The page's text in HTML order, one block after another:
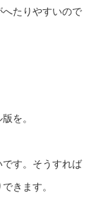
たりやすいので
を。
す。そうすれば
きます。